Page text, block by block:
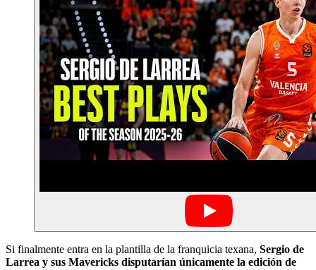
Si finalmente entra en la plantilla de la franquicia texana, Sergio de
Larrea y sus Mavericks disputarían únicamente la edición de